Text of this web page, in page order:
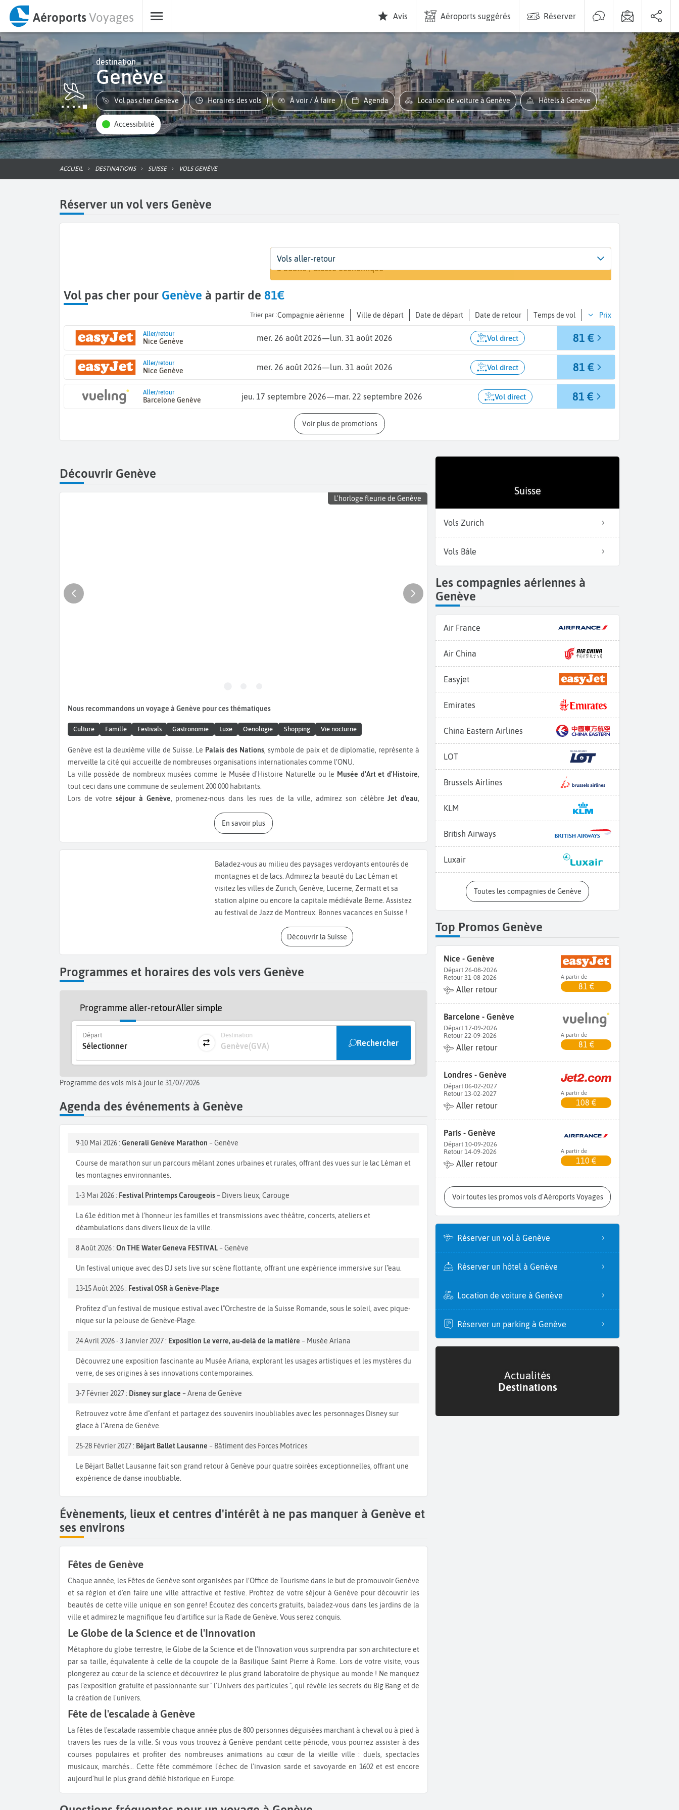
AéroportsVoyages Avis Aéroports suggérés Réserver
destination
Genève
Vol pas cher Genève Horaires des vols À voir / À faire Agenda Location de voiture à Genève Hôtels à Genève
Accessibilité
ACCUEIL DESTINATIONS SUISSE VOLS GENÈVE
Réserver un vol vers Genève
Départ
De... Genève (GVA)
Dates
Dates de votre voyage
Voyageurs | Classe
1 adulte | Classe économique
Vols aller-retour
Vol pas cher pour Genève à partir de 81€
Trier par : Compagnie aérienne Ville de départ Date de départ Date de retour Temps de vol Prix
Aller/retour
Nice Genève mer. 26 août 2026—lun. 31 août 2026 Vol direct 81 €
Aller/retour
Nice Genève mer. 26 août 2026—lun. 31 août 2026 Vol direct 81 €
Aller/retour
Barcelone Genève jeu. 17 septembre 2026—mar. 22 septembre 2026 Vol direct 81 €
Voir plus de promotions
Découvrir Genève
L'horloge fleurie de Genève
Nous recommandons un voyage à Genève pour ces thématiques
Culture Famille Festivals Gastronomie Luxe Oenologie Shopping Vie nocturne
Genève est la deuxième ville de Suisse. Le Palais des Nations, symbole de paix et de diplomatie, représente à
merveille la cité qui accueille de nombreuses organisations internationales comme l’ONU.
La ville possède de nombreux musées comme le Musée d'Histoire Naturelle ou le Musée d'Art et d'Histoire,
tout ceci dans une commune de seulement 200 000 habitants.
Lors de votreséjour à Genève, promenez-nous dans les rues de la ville, admirez son célèbreJet d'eau,
culminant à 140 mètres au-dessus de la Rade. Pour l'observer sans se mouiller, les tours de la
Bains de Pâquissont idéaux. Si vous avez encore un peu de temps,
et arrêtez-vous devant son célèbre
gourmands, ne quittez pas la Suisse sans avoir goûté à quelques spécialités comme la
Longeole de Genève
plat à base de saucisse au goût anisé et en dessert le Rissole aux poires, sorte de chausson aux pommes.
Genève c’est aussi une ville festive comprenant de nombreux bars dansants et boites de nuit comme le
. Vous l'aurez compris, Genève
est une ville étonnante. Vous
vacances à Genève en Suisse .
En savoir plus
Baladez-vous au milieu des paysages verdoyants entourés de
montagnes et de lacs. Admirez la beauté du Lac Léman et
visitez les villes de Zurich, Genève, Lucerne, Zermatt et sa
station alpine ou encore la capitale médiévale Berne. Assistez
au festival de Jazz de Montreux. Bonnes vacances en Suisse !
Découvrir la Suisse
Programmes et horaires des vols vers Genève
Programme aller-retourAller simple
Départ
Sélectionner
Destination
Genève(GVA) Rechercher
Programme des vols mis à jour le 31/07/2026
Agenda des événements à Genève
9-10 Mai 2026 : Generali Genève Marathon – Genève
Course de marathon sur un parcours mêlant zones urbaines et rurales, offrant des vues sur le lac Léman et
les montagnes environnantes.
1-3 Mai 2026 : Festival Printemps Carougeois– Divers lieux, Carouge
La 61e édition met à l’honneur les familles et transmissions avec théâtre, concerts, ateliers et
déambulations dans divers lieux de la ville.
8 Août 2026 : On THE Water Geneva FESTIVAL– Genève
Un festival unique avec des DJ sets live sur scène flottante, offrant une expérience immersive sur l"eau.
13-15 Août 2026 : Festival OSR à Genève-Plage
Profitez d"un festival de musique estival avec l"Orchestre de la Suisse Romande, sous le soleil, avec pique-
nique sur la pelouse de Genève-Plage.
24 Avril 2026 - 3 Janvier 2027 : Exposition Le verre, au-delà de la matière – Musée Ariana
Découvrez une exposition fascinante au Musée Ariana, explorant les usages artistiques et les mystères du
verre, de ses origines à ses innovations contemporaines.
3-7 Février 2027 : Disney sur glace – Arena de Genève
Retrouvez votre âme d"enfant et partagez des souvenirs inoubliables avec les personnages Disney sur
glace à l"Arena de Genève.
25-28 Février 2027 : Béjart Ballet Lausanne – Bâtiment des Forces Motrices
Le Béjart Ballet Lausanne fait son grand retour à Genève pour quatre soirées exceptionnelles, offrant une
expérience de danse inoubliable.
Évènements, lieux et centres d'intérêt à ne pas manquer à Genève et
ses environs
Fêtes de Genève
Chaque année, les Fêtes de Genève sont organisées par l’Office de Tourisme dans le but de promouvoir Genève
et sa région et d'en faire une ville attractive et festive. Profitez de votre séjour à Genève pour découvrir les
beautés de cette ville unique en son genre! Écoutez des concerts gratuits, baladez-vous dans les jardins de la
ville et admirez le magnifique feu d'artifice sur la Rade de Genève. Vous serez conquis.
Le Globe de la Science et de l'Innovation
Métaphore du globe terrestre, le Globe de la Science et de l'Innovation vous surprendra par son architecture et
par sa taille, équivalente à celle de la coupole de la Basilique Saint Pierre à Rome. Lors de votre visite, vous
plongerez au cœur de la science et découvrirez le plus grand laboratoire de physique au monde ! Ne manquez
pas l'exposition gratuite et passionnante sur " l'Univers des particules ", qui révèle les secrets du Big Bang et de
la création de l'univers.
Fête de l'escalade à Genève
La fêtes de l'escalade rassemble chaque année plus de 800 personnes déguisées marchant à cheval ou à pied à
travers les rues de la ville. Si vous vous trouvez à Genève pendant cette période, vous pourrez assister à des
courses populaires et profiter des nombreuses animations au cœur de la vieille ville : duels, spectacles
musicaux, marchés... Cette fête commémore l'échec de l'invasion sarde et savoyarde en 1602 et est encore
aujourd'hui le plus grand défilé historique en Europe.
Suisse
Vols Zurich
Vols Bâle
Les compagnies aériennes à
Genève
Air France
Air China
Easyjet
Emirates
China Eastern Airlines
LOT
Brussels Airlines
KLM
British Airways
Luxair
Toutes les compagnies de Genève
Top Promos Genève
Nice - Genève
Départ 26-08-2026
Retour 31-08-2026
Aller retour
A partir de
81 €
Barcelone - Genève
Départ 17-09-2026
Retour 22-09-2026
Aller retour
A partir de
81 €
Londres - Genève
Départ 06-02-2027
Retour 13-02-2027
Aller retour
A partir de
108 €
Paris - Genève
Départ 10-09-2026
Retour 14-09-2026
Aller retour
A partir de
110 €
Voir toutes les promos vols d'Aéroports Voyages
Réserver un vol à Genève
Réserver un hôtel à Genève
Location de voiture à Genève
Réserver un parking à Genève
Actualités
Destinations